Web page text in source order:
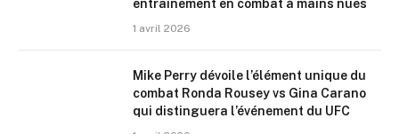
entraînement en combat à mains nues
1 avril 2026
Mike Perry dévoile l’élément unique du
combat Ronda Rousey vs Gina Carano
qui distinguera l’événement du UFC